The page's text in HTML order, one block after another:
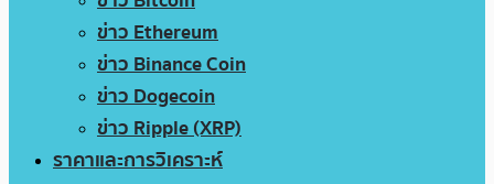
ข่าว Ethereum
ข่าว Binance Coin
ข่าว Dogecoin
ข่าว Ripple (XRP)
ราคาและการวิเคราะห์